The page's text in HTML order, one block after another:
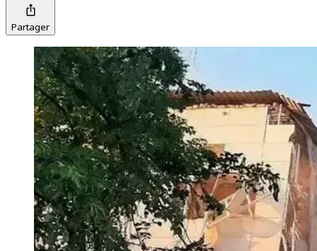
Partager